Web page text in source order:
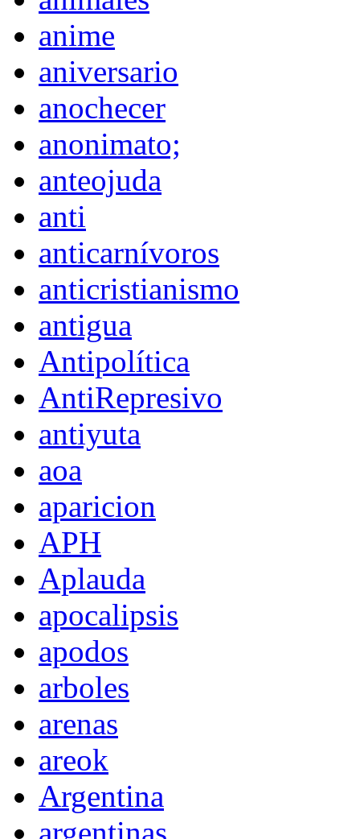
anime
aniversario
anochecer
anonimato;
anteojuda
anti
anticarnívoros
anticristianismo
antigua
Antipolítica
AntiRepresivo
antiyuta
aoa
aparicion
APH
Aplauda
apocalipsis
apodos
arboles
arenas
areok
Argentina